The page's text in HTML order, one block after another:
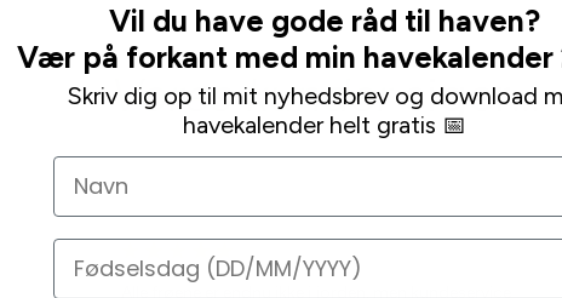
Vores kundersiger...
Vil du have gode råd til haven?
Vær på forkant med min havekalender
Skriv dig op til mit nyhedsbrev og download
havekalender helt gratis 📅
Navn
Fødselsdag